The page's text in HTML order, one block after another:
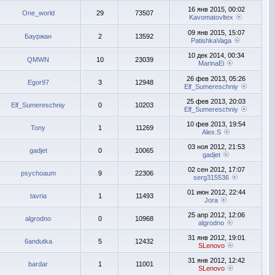
One_world 29 73507
16 янв 2015, 00:02
Kavomatovltex
Бауржан 2 13592
09 янв 2015, 15:07
PatishkaVaga
QMWN 10 23039
10 дек 2014, 00:34
MarinaEi
Egor97 3 12948
26 фев 2013, 05:26
Elf_Sumereschniy
Elf_Sumereschniy 0 10203
25 фев 2013, 20:03
Elf_Sumereschniy
Tony 1 11269
10 фев 2013, 19:54
Alex.S
gadjet 0 10065
03 ноя 2012, 21:53
gadjet
psychoaum 9 22306
02 сен 2012, 17:07
serg315536
tavria 1 11493
01 июн 2012, 22:44
Jora
algrodno 0 10968
25 апр 2012, 12:06
algrodno
6andutka 5 12432
31 янв 2012, 19:01
SLenovo
bardar 1 11001
31 янв 2012, 12:42
SLenovo